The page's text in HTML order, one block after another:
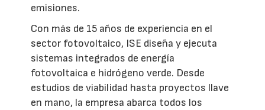
emisiones.
Con más de 15 años de experiencia en el
sector fotovoltaico, ISE diseña y ejecuta
sistemas integrados de energía
fotovoltaica e hidrógeno verde. Desde
estudios de viabilidad hasta proyectos llave
en mano, la empresa abarca todos los